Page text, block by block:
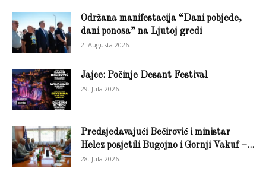
Održana manifestacija “Dani pobjede,
dani ponosa” na Ljutoj gredi
2. Augusta 2026.
Jajce: Počinje Desant Festival
29. Jula 2026.
Predsjedavajući Bečirović i ministar
Helez posjetili Bugojno i Gornji Vakuf –...
28. Jula 2026.